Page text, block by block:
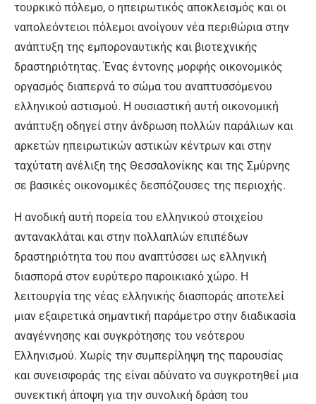
τουρκικό πόλεμο, ο ηπειρωτικός αποκλεισμός και οι
ναπολεόντειοι πόλεμοι ανοίγουν νέα περιθώρια στην
ανάπτυξη της εμποροναυτικής και βιοτεχνικής
δραστηριότητας. Ένας έντονης μορφής οικονομικός
οργασμός διαπερνά το σώμα του αναπτυσσόμενου
ελληνικού αστισμού. Η ουσιαστική αυτή οικονομική
ανάπτυξη οδηγεί στην άνδρωση πολλών παράλιων και
αρκετών ηπειρωτικών αστικών κέντρων και στην
ταχύτατη ανέλιξη της Θεσσαλονίκης και της Σμύρνης
σε βασικές οικονομικές δεσπόζουσες της περιοχής.
Η ανοδική αυτή πορεία του ελληνικού στοιχείου
αντανακλάται και στην πολλαπλών επιπέδων
δραστηριότητα του που αναπτύσσει ως ελληνική
διασπορά στον ευρύτερο παροικιακό χώρο. Η
λειτουργία της νέας ελληνικής διασποράς αποτελεί
μιαν εξαιρετικά σημαντική παράμετρο στην διαδικασία
αναγέννησης και συγκρότησης του νεότερου
Ελληνισμού. Χωρίς την συμπερίληψη της παρουσίας
και συνεισφοράς της είναι αδύνατο να συγκροτηθεί μια
συνεκτική άποψη για την συνολική δράση του